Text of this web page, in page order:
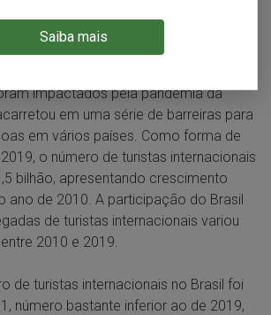
Saiba mais
no número de chegadas foi de
em 2020 foi de 0,5%.
impactados pela pandemia da
em uma série de barreiras para
em vários países. Como forma de
o número de turistas internacionais
bilhão, apresentando crescimento
ano de 2010. A participação do Brasil
de turistas internacionais variou
2010 e 2019.
de turistas internacionais no Brasil foi
número bastante inferior ao de 2019,